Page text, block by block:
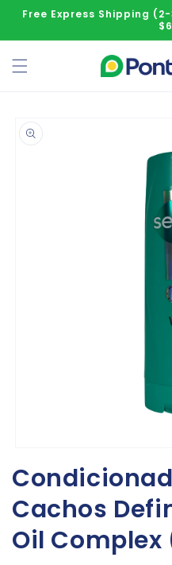
to content
Free Express Shipping
information
Cachos
Oil